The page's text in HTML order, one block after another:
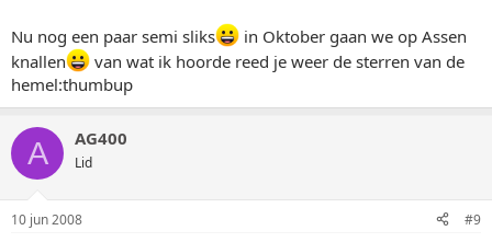
Nu nog een paar semi sliks
in Oktober gaan we op Assen
knallen
van wat ik hoorde reed je weer de sterren van de
hemel:thumbup
A AG400
Lid
10 jun 2008 #9